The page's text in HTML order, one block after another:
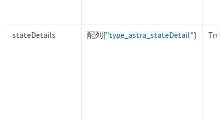
stateDetails 配列["type_astra_stateDetail"] True